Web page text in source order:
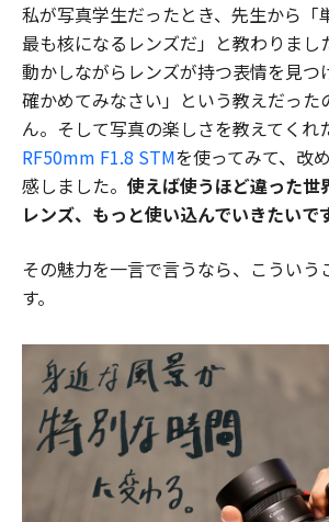
私が写真学生だったとき、先生から「
最も核になるレンズだ」と教わりまし
動かしながらレンズが持つ表情を見つ
確かめてみなさい」という教えだった
ん。そして写真の楽しさを教えてくれ
RF50mm F1.8 STMを使ってみて、改
感しました。 使えば使うほど違った世
レンズ、もっと使い込んでいきたいで
その魅力を一言で言うなら、こういう
す。